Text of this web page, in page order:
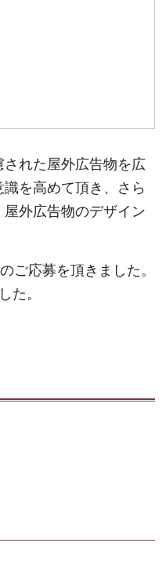
れた屋外広告物を広
を高めて頂き、さら
外広告物のデザイン
ご応募を頂きました。
た。